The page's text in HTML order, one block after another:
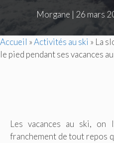
Morgane | 26 mars
Accueil »Activités au ski » La
le pied pendant ses vacances
Les vacances au ski,
franchement de tout repos